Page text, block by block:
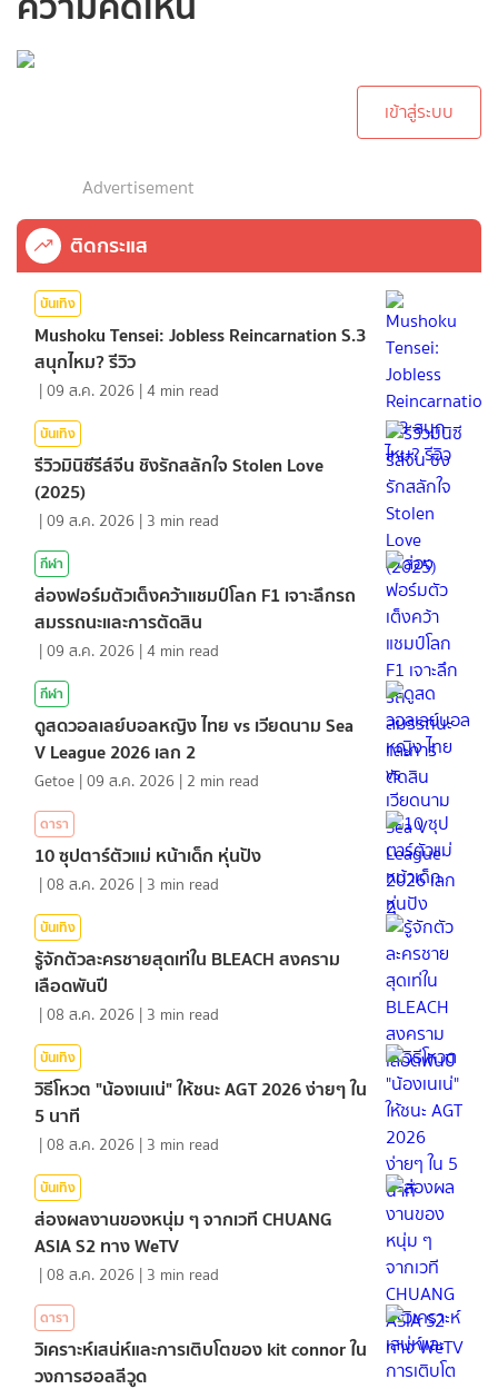
เข้าสู่ระบบ
Advertisement
ติดกระแส
บันเทิง
Mushoku Tensei: Jobless Reincarnation S.3
สนุกไหม? รีวิว
|09 ส.ค. 2026 |4 min read
บันเทิง
รีวิวมินิซีรีส์จีน ชิงรักสลักใจ Stolen Love
(2025)
|09 ส.ค. 2026 | 3 min read
กีฬา
ส่องฟอร์มตัวเต็งคว้าแชมป์โลก F1 เจาะลึกรถ
สมรรถนะและการตัดสิน
|09 ส.ค. 2026 |4 min read
กีฬา
ดูสดวอลเลย์บอลหญิง ไทย vs เวียดนาม Sea
V League 2026 เลก 2
Getoe |09 ส.ค. 2026 | 2 min read
ดารา
10 ซุปตาร์ตัวแม่ หน้าเด็ก หุ่นปัง
|08 ส.ค. 2026 | 3 min read
บันเทิง
รู้จักตัวละครชายสุดเท่ใน BLEACH สงคราม
เลือดพันปี
|08 ส.ค. 2026 | 3 min read
บันเทิง
วิธีโหวต "น้องเนเน่" ให้ชนะ AGT 2026 ง่ายๆ ใน
5 นาที
|08 ส.ค. 2026 | 3 min read
บันเทิง
ส่องผลงานของหนุ่ม ๆ จากเวที CHUANG
ASIA S2 ทาง WeTV
|08 ส.ค. 2026 | 3 min read
ดารา
วิเคราะห์เสน่ห์และการเติบโตของ kit connor ใน
วงการฮอลลีวูด